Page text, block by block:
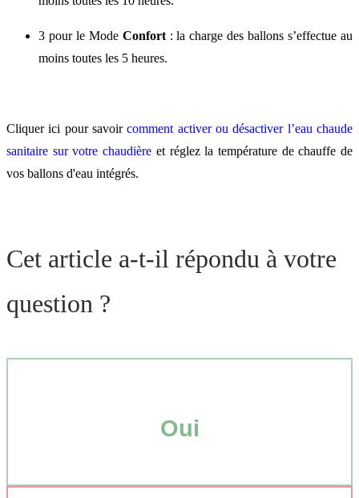
3 pour le Mode Confort : la charge des ballons s’effectue au
moins toutes les 5 heures.
Cliquer ici pour savoircomment activer ou désactiver l’eau chaude
sanitaire sur votre chaudière et réglez la température de chauffe de
vos ballons d'eau intégrés.
Cet article a-t-il répondu à votre
question ?
Oui